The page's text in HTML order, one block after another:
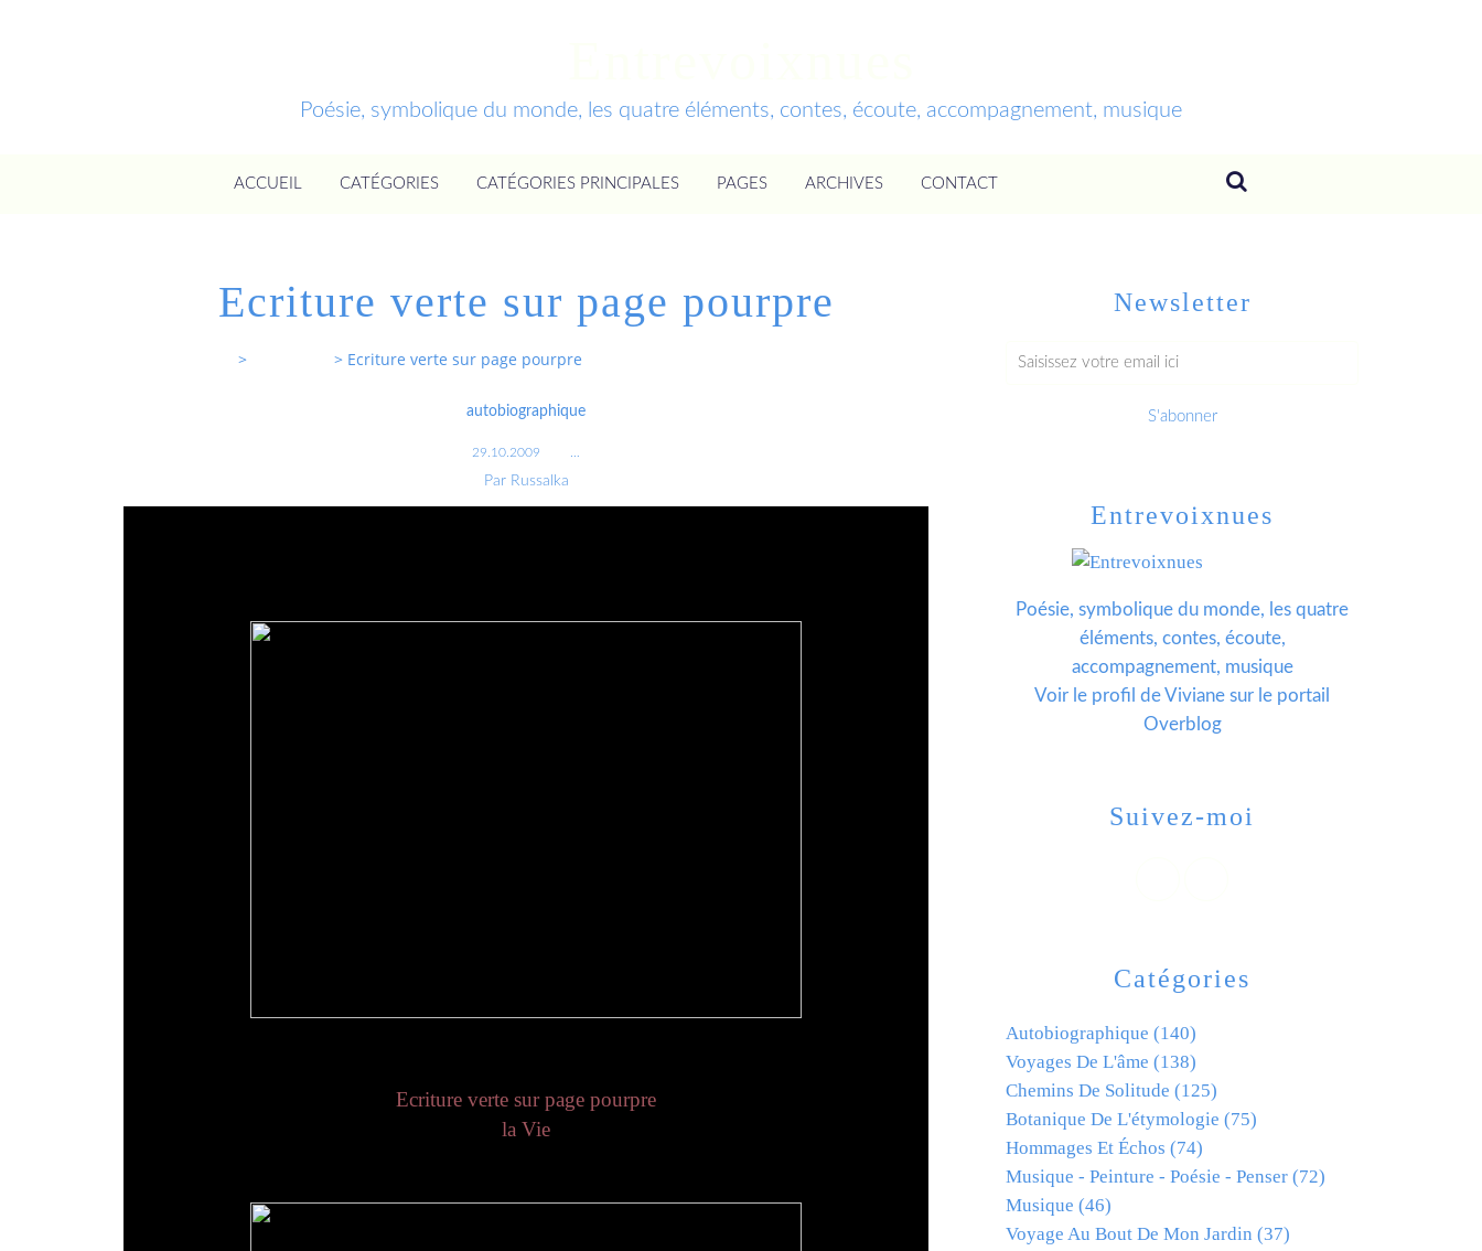
Poésie, symbolique du monde, les quatre éléments, contes, écoute, accompagnement, musique
ACCUEIL CATÉGORIES CATÉGORIES PRINCIPALES PAGES ARCHIVES CONTACT
Ecriture verte sur page pourpre
> > Ecriture verte sur page pourpre
autobiographique
29.10.2009
Par Russalka
Ecriture verte sur page pourpre
la Vie
Newsletter
Catégories
Autobiographique (140)
Voyages De L'âme (138)
Chemins De Solitude (125)
Botanique De L'étymologie (75)
Hommages Et Échos (74)
Musique - Peinture - Poésie - Penser (72)
Musique (46)
Voyage Au Bout De Mon Jardin (37)
Entrevoixnues
Poésie, symbolique du monde, les quatre
éléments, contes, écoute,
accompagnement, musique
Voir le profil deViviane sur le portail
Overblog
Suivez-moi